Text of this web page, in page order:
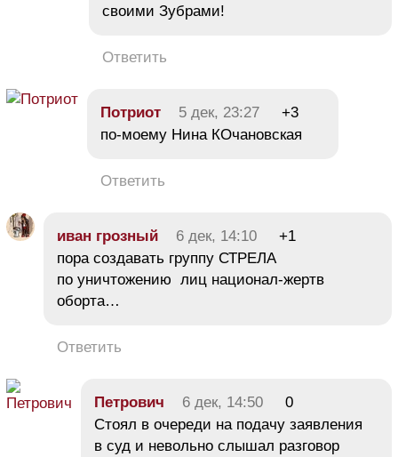
своими Зубрами!
Ответить
Потриот 5 дек, 23:27
+3
по-моему Нина КОчановская
Ответить
иван грозный 6 дек, 14:10
+1
пора создавать группу СТРЕЛА
по уничтожению лиц национал-жертв
оборта…
Ответить
Петрович 6 дек, 14:50
0
Стоял в очереди на подачу заявления
в суд и невольно слышал разговор